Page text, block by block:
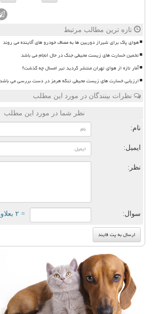
تازه ترین مطالب مرتبط
هوای پاک برای شیراز دوربین ها به مصاف خودرو های آلاینده می روند
تخمین خسارت های زیست محیطی جنگ در حال انجام می باشد
آمار تازه از هوای تهران منتشر گردید تیر امسال چه گذشت؟
ارزیابی خسارت های زیست محیطی تنگه هرمز در دست بررسی می باشد
نظرات بینندگان در مورد این مطلب
نظر شما در مورد این مطلب
نام:
ایمیل:
نظر:
سوال: = ۲ بعلاوه ۳